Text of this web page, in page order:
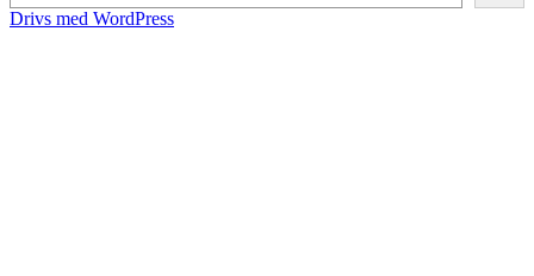
Drivs med WordPress